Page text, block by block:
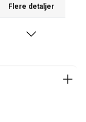
Flere detaljer